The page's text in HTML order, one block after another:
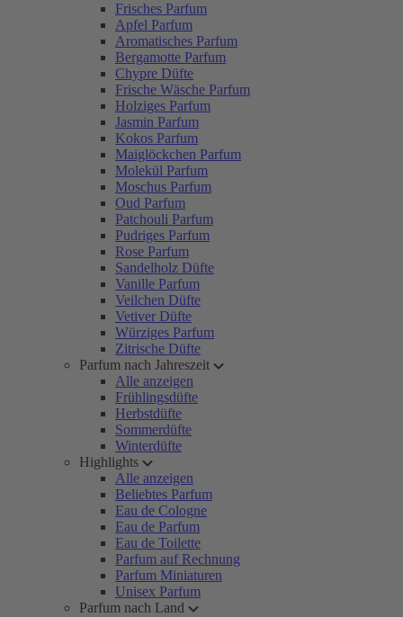
Frisches Parfum
Apfel Parfum
Aromatisches Parfum
Bergamotte Parfum
Chypre Düfte
Frische Wäsche Parfum
Holziges Parfum
Jasmin Parfum
Kokos Parfum
Maiglöckchen Parfum
Molekül Parfum
Moschus Parfum
Oud Parfum
Patchouli Parfum
Pudriges Parfum
Rose Parfum
Sandelholz Düfte
Vanille Parfum
Veilchen Düfte
Vetiver Düfte
Würziges Parfum
Zitrische Düfte
Parfum nach Jahreszeit
Alle anzeigen
Frühlingsdüfte
Herbstdüfte
Sommerdüfte
Winterdüfte
Highlights
Alle anzeigen
Beliebtes Parfum
Eau de Cologne
Eau de Parfum
Eau de Toilette
Parfum auf Rechnung
Parfum Miniaturen
Unisex Parfum
Parfum nach Land